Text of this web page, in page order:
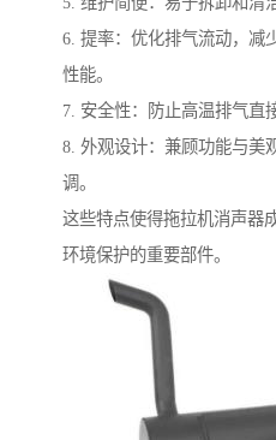
6. 提率：优化排气流动，减
性能。
7. 安全性：防止高温排气直
8. 外观设计：兼顾功能与美
调。
这些特点使得拖拉机消声器
环境保护的重要部件。